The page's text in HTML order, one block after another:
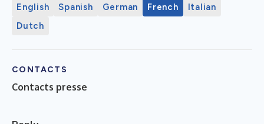
English Spanish German French
Italian
Dutch
CONTACTS
Contacts presse